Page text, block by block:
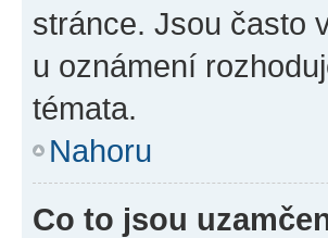
stránce. Jsou často
u oznámení
témata.
Nahoru
Co to jsou